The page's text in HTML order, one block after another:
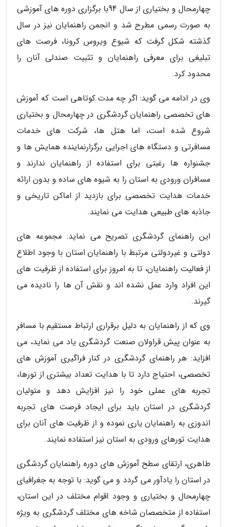
چهارمحال و بختیاری از سال 94با برگزاری دوره های آموزشی
به صورت رسمی مطرح شد و انجمن راهنمایان نیز در سال
گذشته شکل گرفت که شیوع ویروس کرونا، فرصت های
تبلیغی برای معرفی راهنمایان و تثبیت صندلی آنان را
محدود کرد.
وی در ادامه می گوید: اگر چه مدت کوتاهی است که آموزش
های تخصصی راهنمایان گردشگری در چهارمحال و بختیاری
شروع شده است، اما هتل ها، شرکت های خدمات
مسافرتی و دستگاه های اجرایی برگزارنماینده همایش ها و
جشنواره ها رغبتی برای استفاده از راهنمایان ندارند و
مسافران ورودی به استان را به شیوه های ساده و بدون ارائه
خدمات هدایت تخصصی برای بازدید از اماکن تاریخی و
جاذبه های طبیعی هدایت می نمایند.
این راهنمای گردشگری تصریح می نماید: مجموعه های
دولتی و غیردولتی مرتبط با راهنمایان استان با وجود اطلاع
از فعالیت راهنمایان، تا به امروز برای استفاده از ظرفیت های
این افراد وارد عمل نشده اند و نقش آن ها را نادیده می
گیرند.
وی که از راهنمایان به دلیل برقراری ارتباط مستقیم با مسافر
به عنوان پیش قراولان صنعت گردشگری یاد می نماید، می
افزاید: هر راهنمای گردشگری در کنار فراگیری آموزش های
تخصصی، احتیاج دارد تا با هدایت تعداد بیشتری از تورها،
تجربه های عملی خود را نیز افزایش دهد و متولیان
گردشگری در استان باید برای ایجاد فرصت های تجربه
اندوزی به راهنمایان یاری نموده و از ظرفیت های آنان برای
هدایت تورهای ورودی به استان نیز استفاده نمایند.
طاهری، ارتقای سطح آموزش های دوره راهنمایان گردشگری
در استان را یادآور می گردد و می گوید: با توجه به جغرافیای
چهارمحال و بختیاری و وجود اقوام مختلف در این استان،
استفاده از متخصصان شاخه های مختلف گردشگری به ویژه